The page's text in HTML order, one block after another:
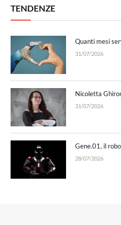
TENDENZE
Quanti mesi
31/07/2026
Nicoletta
31/07/2026
Gene.01, il
28/07/2026